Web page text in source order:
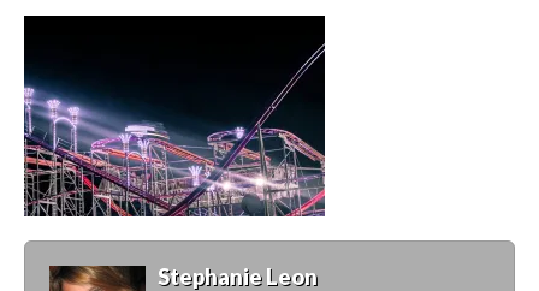
Stephanie Leon